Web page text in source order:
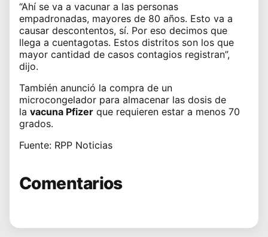
“Ahí se va a vacunar a las personas
empadronadas, mayores de 80 años. Esto va a
causar descontentos, sí. Por eso decimos que
llega a cuentagotas. Estos distritos son los que
mayor cantidad de casos contagios registran”,
dijo.
También anunció la compra de un
microcongelador para almacenar las dosis de
la vacuna Pfizer que requieren estar a menos 70
grados.
Fuente: RPP Noticias
Comentarios